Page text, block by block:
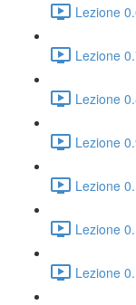
Lezione
Lezione
Lezione
Lezione
Lezione
Lezione
Lezione